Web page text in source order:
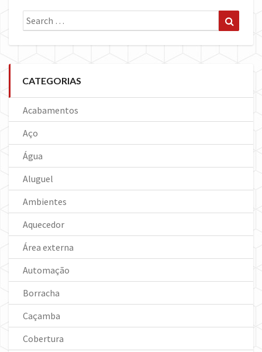
Search
for:
CATEGORIAS
Acabamentos
Aço
Água
Aluguel
Ambientes
Aquecedor
Área externa
Automação
Borracha
Caçamba
Cobertura